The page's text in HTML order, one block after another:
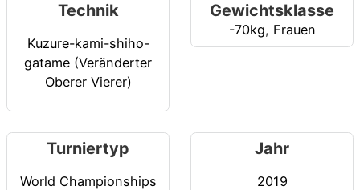
Technik
Kuzure-kami-shiho-
gatame (Veränderter
Oberer Vierer)
Gewichtsklasse
-70kg, Frauen
Turniertyp
World Championships
Jahr
2019